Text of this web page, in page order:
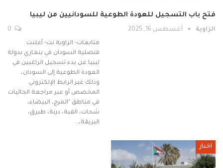
فتح باب التسجيل للعودة الطوعية للسودانيين من ليبيا
الزاوية أغسطس 16, 2025
متابعات- الزاوية نت- أعلنت
قنصلية السودان في بنغازي بدولة
ليبيا عن بدء تسجيل الراغبين في
العودة الطوعية إلى السودان،
وذلك عبر الرابط الإلكتروني
المخصص أو عبر مراجعة الجاليات
في مناطق "المرج، البيضاء،
شحات، القبة، درنة، طبرق،
البريقة،…
اخبار